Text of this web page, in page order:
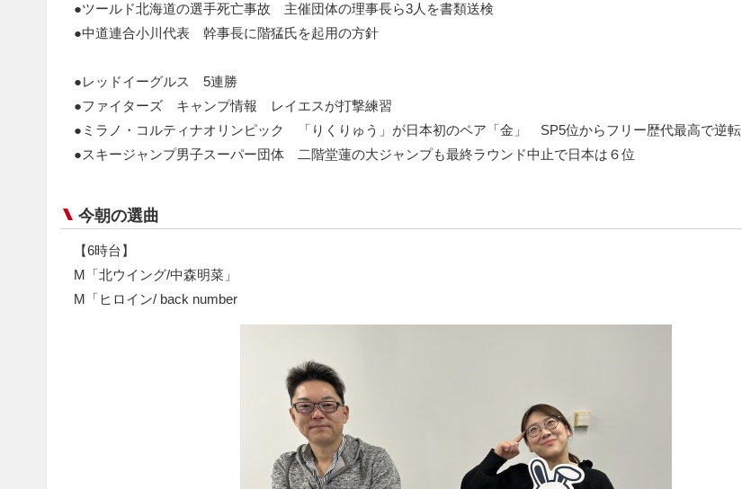
●ツールド北海道の選手死亡事故 主催団体の理事長ら3人を書類送検
●中道連合小川代表 幹事長に階猛氏を起用の方針
●レッドイーグルス 5連勝
●ファイターズ キャンプ情報 レイエスが打撃練習
●ミラノ・コルティナオリンピック 「りくりゅう」が日本初のペア「金」 SP5位からフリー歴代最高で逆転
●スキージャンプ男子スーパー団体 二階堂蓮の大ジャンプも最終ラウンド中止で日本は６位
今朝の選曲
【6時台】
M「北ウイング/中森明菜」
M「ヒロイン/ back number